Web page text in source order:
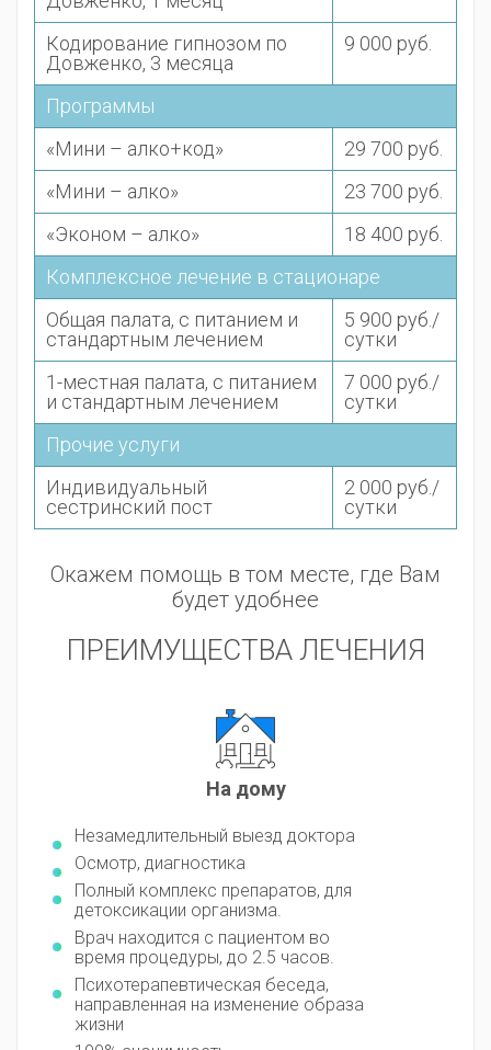
Кодирование гипнозом по
Довженко, 3 месяца
9 000 руб.
Программы
«Мини – алко+код»
29 700 руб.
«Мини – алко»
23 700 руб.
«Эконом – алко»
18 400 руб.
Комплексное лечение в стационаре
Общая палата, с питанием и
стандартным лечением
5 900 руб./
сутки
1-местная палата, с питанием
и стандартным лечением
7 000 руб./
сутки
Прочие услуги
Индивидуальный
сестринский пост
2 000 руб./
сутки
Окажем помощь в том месте, где Вам
будет удобнее
ПРЕИМУЩЕСТВА ЛЕЧЕНИЯ
На дому
Незамедлительный выезд доктора
Осмотр, диагностика
Полный комплекс препаратов, для
детоксикации организма.
Врач находится с пациентом во
время процедуры, до 2.5 часов.
Психотерапевтическая беседа,
направленная на изменение образа